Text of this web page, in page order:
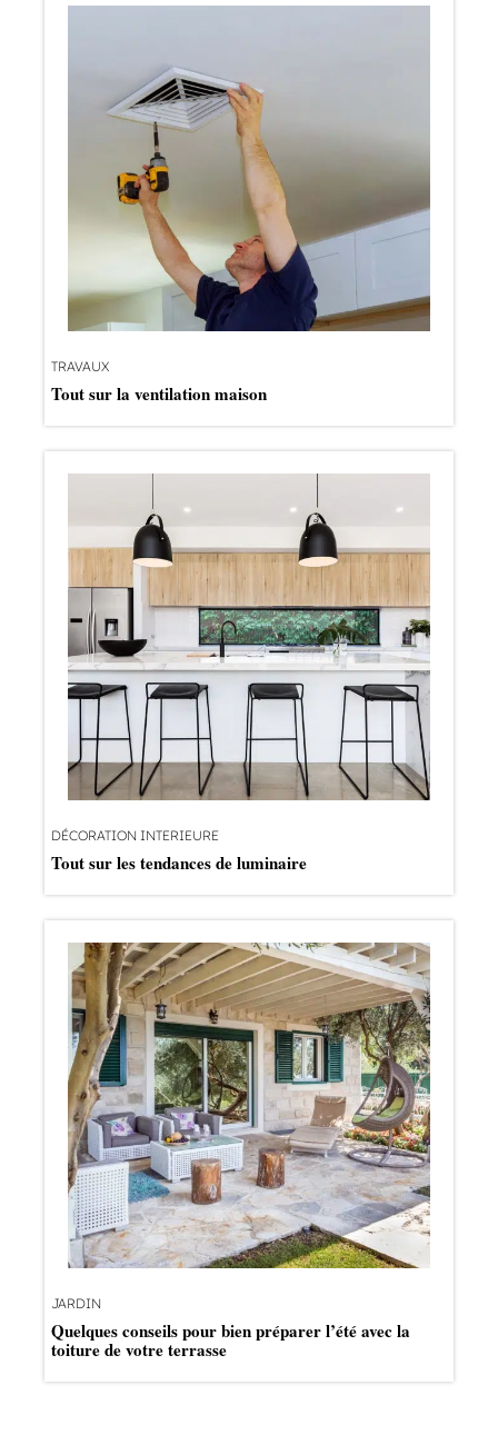
TRAVAUX
Tout sur la ventilation maison
DÉCORATION INTERIEURE
Tout sur les tendances de luminaire
JARDIN
Quelques conseils pour bien préparer l’été avec la
toiture de votre terrasse